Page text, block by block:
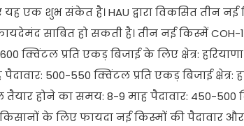
एक शुभ संकेत है। HAU द्वारा विकसित तीन
साबित हो सकती है। तीन नई किस्में
क्विंटल प्रति एकड़ बिजाई के लिए क्षेत्र:
500-550 क्विंटल प्रति एकड़ बिजाई क्षेत्र:
होने का समय: 8-9 माह पैदावार: 450-500
किसानों के लिए फायदा नई किस्मों की